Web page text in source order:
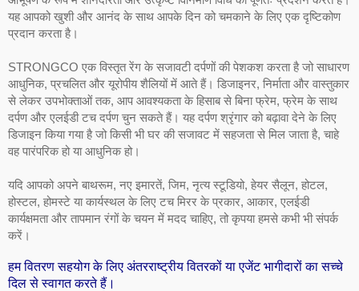
यह आपको खुशी और आनंद के साथ आपके दिन को चमकाने के लिए एक दृष्टिकोण
प्रदान करता है।
STRONGCO एक विस्तृत रेंग के सजावटी दर्पणों की पेशकश करता है जो साधारण
आधुनिक, प्रचलित और यूरोपीय शैलियों में आते हैं। डिजाइनर, निर्माता और वास्तुकार
से लेकर उपभोक्ताओं तक, आप आवश्यकता के हिसाब से बिना फ्रेम, फ्रेम के साथ
दर्पण और एलईडी टच दर्पण चुन सकते हैं। यह दर्पण श्रृंगार को बढ़ावा देने के लिए
डिजाइन किया गया है जो किसी भी घर की सजावट में सहजता से मिल जाता है, चाहे
वह पारंपरिक हो या आधुनिक हो।
यदि आपको अपने बाथरूम, नए इमारतें, जिम, नृत्य स्टूडियो, हेयर सैलून, होटल,
होस्टल, होमस्टे या कार्यस्थल के लिए टच मिरर के प्रकार, आकार, एलईडी
कार्यक्षमता और तापमान रंगों के चयन में मदद चाहिए, तो कृपया हमसे कभी भी संपर्क
करें।
हम वितरण सहयोग के लिए अंतरराष्ट्रीय वितरकों या एजेंट भागीदारों का सच्चे
दिल से स्वागत करते हैं।